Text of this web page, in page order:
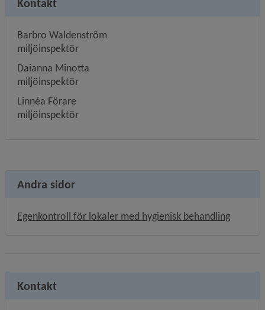
Kontakt
Barbro Waldenström
miljöinspektör
Daianna Minotta
miljöinspektör
Linnéa Förare
miljöinspektör
Andra sidor
Egenkontroll för lokaler med hygienisk behandling
Kontakt